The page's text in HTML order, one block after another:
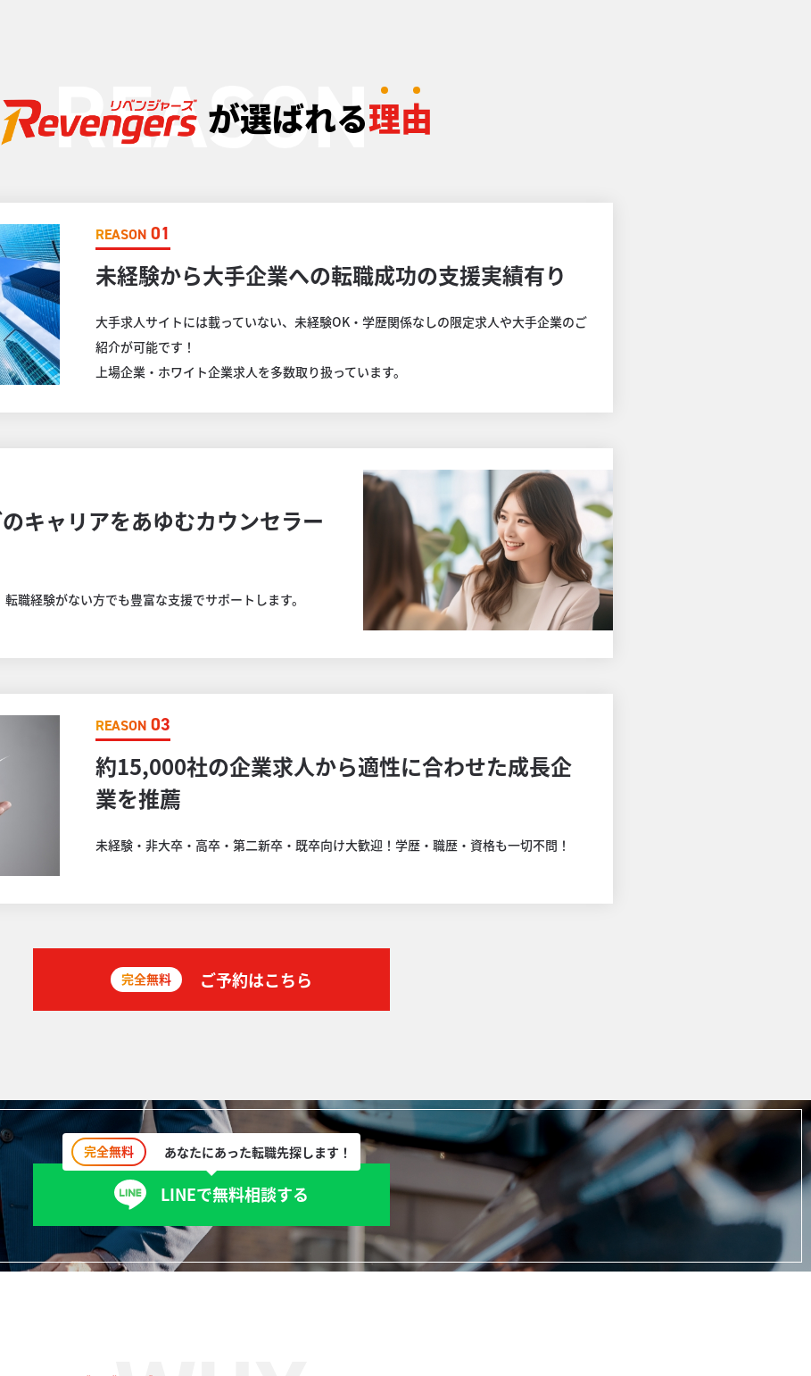
が選ばれる理由
REASON 01
未経験から大手企業への転職成功の支援実績有り
大手求人サイトには載っていない、未経験OK・学歴関係なしの限定求人や大手企業のご
紹介が可能です！
上場企業・ホワイト企業求人を多数取り扱っています。
キャリアをあゆむカウンセラー
職経験がない方でも豊富な支援でサポートします。
REASON 03
約15,000社の企業求人から適性に合わせた成長企
業を推薦
未経験・非大卒・高卒・第二新卒・既卒向け大歓迎！学歴・職歴・資格も一切不問！
完全無料 ご予約はこちら
LINEで無料相談する
完全無料 あなたにあった転職先探します！